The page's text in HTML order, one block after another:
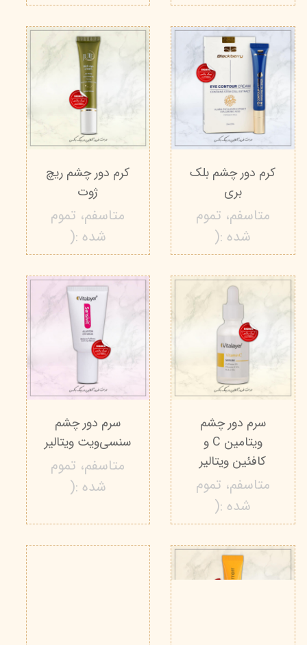
کرم دور چشم بلک
بری
متاسفم، تموم
شده :(
کرم دور چشم ریچ
ژوت
متاسفم، تموم
شده :(
سرم دور چشم
ویتامین C و
کافئین ویتالیر
متاسفم، تموم
شده :(
سرم دور چشم
سنسی‌ویت ویتالیر
متاسفم، تموم
شده :(